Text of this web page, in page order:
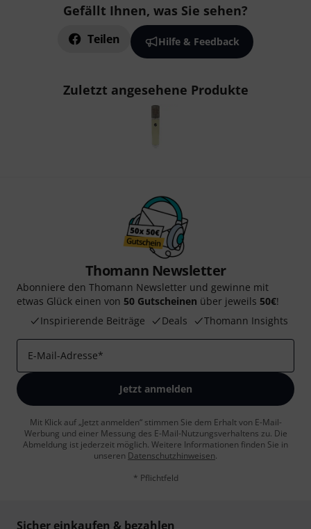
Gefällt Ihnen, was Sie sehen?
Teilen Hilfe & Feedback
Zuletzt angesehene Produkte
Thomann Newsletter
Abonniere den Thomann Newsletter und gewinne mit
etwas Glück einen von 50 Gutscheinen über jeweils 50€!
Inspirierende Beiträge
Deals Thomann Insights
E-Mail-Adresse*
Jetzt anmelden
Mit Klick auf „Jetzt anmelden“ stimmen Sie dem Erhalt von E-Mail-
Werbung und einer Messung des E-Mail-Nutzungsverhaltens zu. Die
Abmeldung ist jederzeit möglich. Weitere Informationen finden Sie in
unseren Datenschutzhinweisen.
* Pflichtfeld
Sicher einkaufen & bezahlen